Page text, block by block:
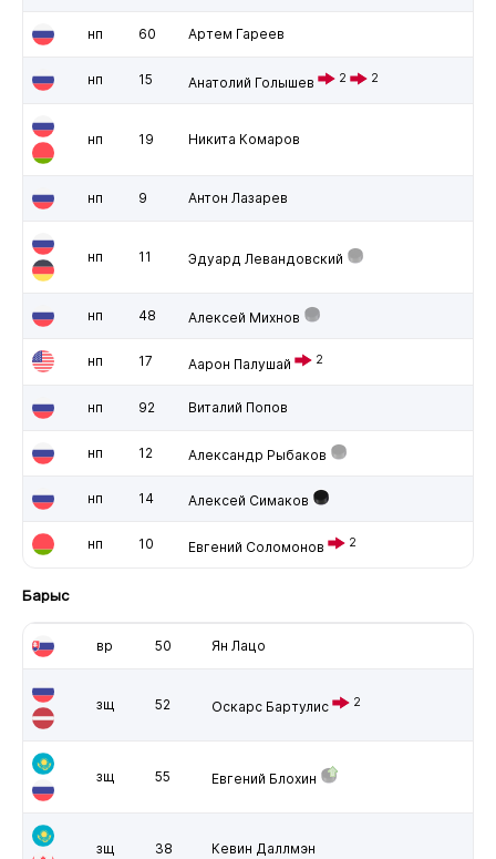
нп 60 Артем Гареев
нп 15 Анатолий Голышев 2 2
нп 19 Никита Комаров
нп 9 Антон Лазарев
нп 11 Эдуард Левандовский
нп 48 Алексей Михнов
нп 17 Аарон Палушай 2
нп 92 Виталий Попов
нп 12 Александр Рыбаков
нп 14 Алексей Симаков
нп 10 Евгений Соломонов 2
Барыс
вр 50 Ян Лацо
зщ 52 Оскарс Бартулис 2
зщ 55 Евгений Блохин
зщ 38 Кевин Даллмэн